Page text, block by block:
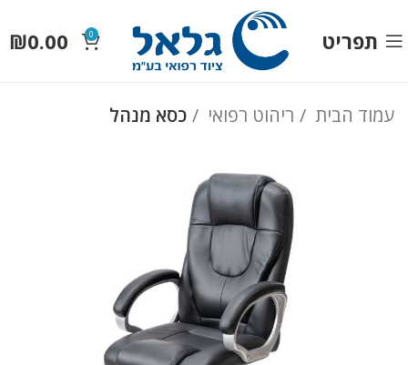
תפריט 0
₪0.00
עמוד הבית ריהוט רפואי כסא מנהל